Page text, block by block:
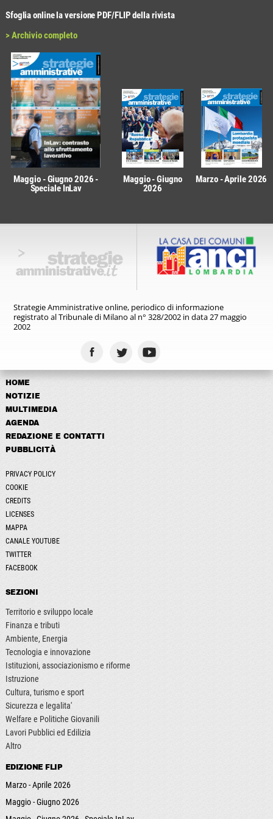
Sfoglia online la versione PDF/FLIP della rivista
> Archivio completo
Maggio - Giugno 2026 -
Speciale InLav
Maggio - Giugno
2026
Marzo - Aprile 2026
Strategie Amministrative online, periodico di informazione
registratoal Tribunale di Milano al n° 328/2002 in data 27 maggio
2002
HOME
NOTIZIE
MULTIMEDIA
AGENDA
REDAZIONE E CONTATTI
PUBBLICITÀ
PRIVACY POLICY
COOKIE
CREDITS
LICENSES
MAPPA
CANALE YOUTUBE
TWITTER
FACEBOOK
SEZIONI
Territorio e sviluppo locale
Finanza e tributi
Ambiente, Energia
Tecnologia e innovazione
Istituzioni, associazionismo e riforme
Istruzione
Cultura, turismo e sport
Sicurezza e legalita'
Welfare e Politiche Giovanili
Lavori Pubblici ed Edilizia
Altro
EDIZIONE FLIP
Marzo - Aprile 2026
Maggio - Giugno 2026